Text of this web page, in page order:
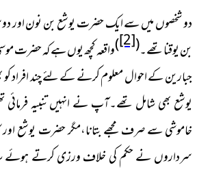
دو شخصوں میں سے ایک حضرت یوشع بن نون
بن یوقنا تھے۔(
[2]
)واقعہ کچھ یوں ہے کہ حضرت
جبارین کے احوال معلوم کرنے کے لئے چند افراد کو
یوشع بھی شامل تھے۔آپ نے انہیں تنبیہ فرمائی
خاموشی سے صرف مجھے بتانا،مگر حضرت یوشع
سرداروں نے حکم کی خلاف ورزی کرتےہوئے